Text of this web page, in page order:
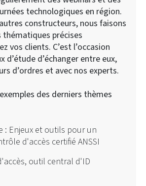
technologiques en région.
constructeurs, nous faisons
thématiques précises
vos clients. C’est l’occasion
d’étude d’échanger entre eux,
d’ordres et avec nos experts.
des derniers thèmes
: Enjeux et outils pour un
d'accès certifié ANSSI
outil central d'ID